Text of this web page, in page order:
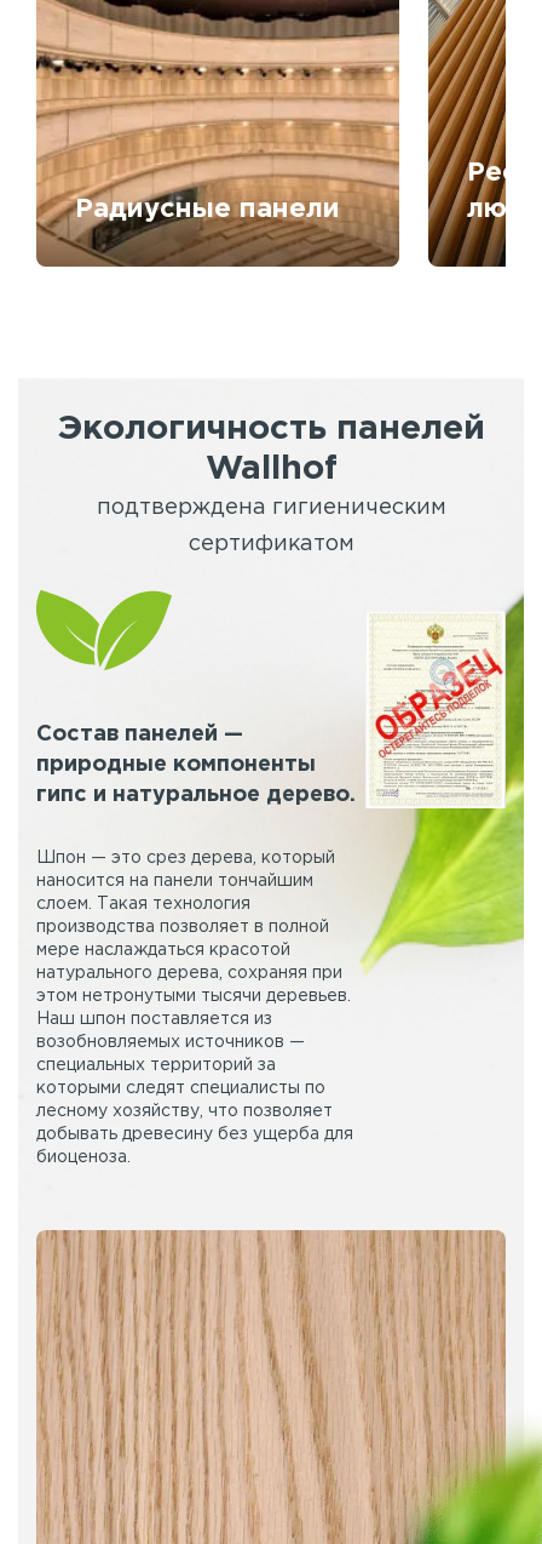
Радиусные панели
Экологичность панелей
Wallhof
подтверждена гигиеническим
сертификатом
Состав панелей —
природные компоненты
гипс и натуральное дерево.
Шпон — это срез дерева, который
наносится на панели тончайшим
слоем. Такая технология
производства позволяет в полной
мере наслаждаться красотой
натурального дерева, сохраняя при
этом нетронутыми тысячи деревьев.
Наш шпон поставляется из
возобновляемых источников —
специальных территорий за
которыми следят специалисты по
лесному хозяйству, что позволяет
добывать древесину без ущерба для
биоценоза.